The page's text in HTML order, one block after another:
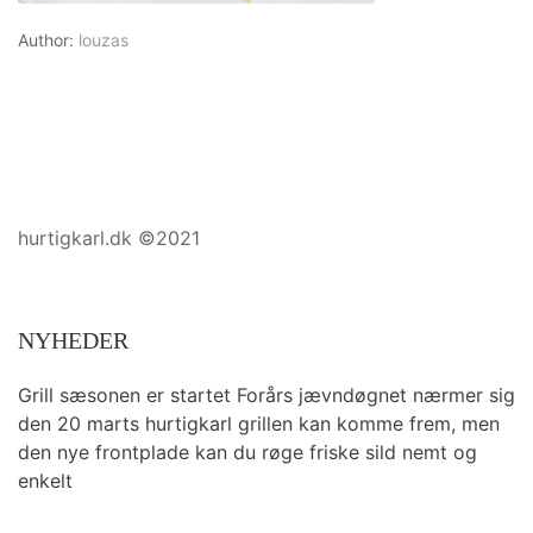
Author: louzas
hurtigkarl.dk ©2021
NYHEDER
Grill sæsonen er startet Forårs jævndøgnet nærmer sig
den 20 marts hurtigkarl grillen kan komme frem, men
den nye frontplade kan du røge friske sild nemt og
enkelt